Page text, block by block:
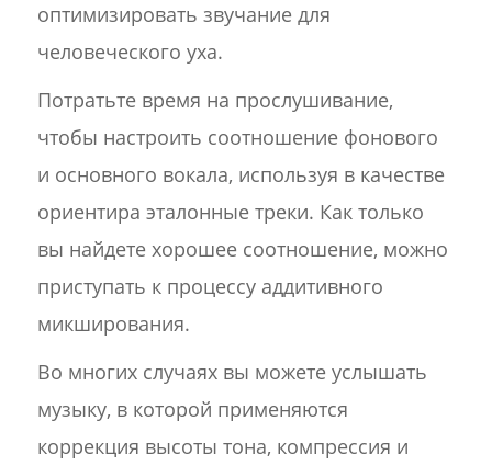
оптимизировать звучание для
человеческого уха.
Потратьте время на прослушивание,
чтобы настроить соотношение фонового
и основного вокала, используя в качестве
ориентира эталонные треки. Как только
вы найдете хорошее соотношение, можно
приступать к процессу аддитивного
микширования.
Во многих случаях вы можете услышать
музыку, в которой применяются
коррекция высоты тона, компрессия и